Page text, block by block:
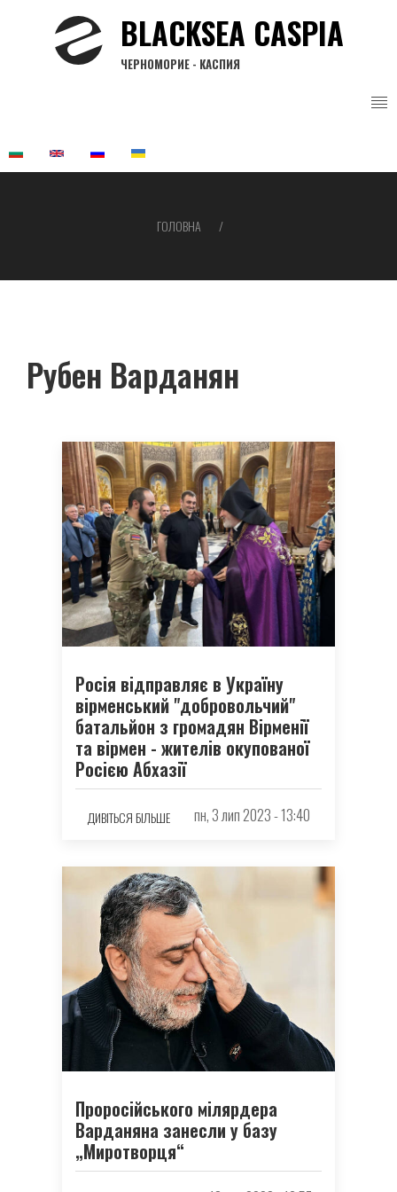
BLACKSEA CASPIA
ЧЕРНОМОРИЕ - КАСПИЯ
навіґації
ГОЛОВНА
Рубен Варданян
Росія відправляє в Україну
вірменський "добровольчий"
батальйон з громадян Вірменії
та вірмен - жителів окупованої
Росією Абхазії
ДИВІТЬСЯ БІЛЬШЕ пн, 3 лип 2023 - 13:40
Проросiйського мiлярдера
Варданяна занесли у базу
„Миротворця“